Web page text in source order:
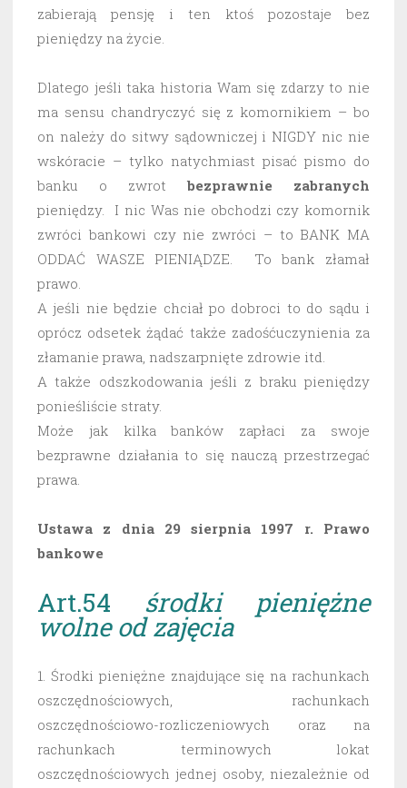
zabierają pensję i ten ktoś pozostaje bez
pieniędzy na życie.
Dlatego jeśli taka historia Wam się zdarzy to nie
ma sensu chandryczyć się z komornikiem – bo
on należy do sitwy sądowniczej i NIGDY nic nie
wskóracie – tylko natychmiast pisać pismo do
banku o zwrot bezprawnie
zabranych
pieniędzy. I nic Was nie obchodzi czy komornik
zwróci bankowi czy nie zwróci – to BANK MA
ODDAĆ WASZE PIENIĄDZE. To bank złamał
prawo.
A jeśli nie będzie chciał po dobroci to do sądu i
oprócz odsetek żądać także zadośćuczynienia za
złamanie prawa, nadszarpnięte zdrowie itd.
A także odszkodowania jeśli z braku pieniędzy
ponieśliście straty.
Może jak kilka banków zapłaci za swoje
bezprawne działania to się nauczą przestrzegać
prawa.
Ustawa z dnia 29 sierpnia 1997 r. Prawo
bankowe
Art.54 środki pieniężne
wolne od zajęcia
1. Środki pieniężne znajdujące się na rachunkach
oszczędnościowych, rachunkach
oszczędnościowo-rozliczeniowych oraz na
rachunkach terminowych lokat
oszczędnościowych jednej osoby, niezależnie od